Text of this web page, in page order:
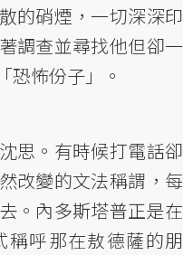
的硝煙，一切深深印
調查並尋找他但卻一
恐怖份子」。
思。有時候打電話卻
改變的文法稱謂，每
。內多斯塔普正是在
呼那在敖德薩的朋